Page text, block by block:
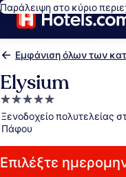
Παράλειψη στο κύριο
Εμφάνιση όλων των
Elysium
Κατάλυμα
με
5.0
αστέρια
Ξενοδοχείο πολυτελείας
Πάφου
Επιλέξτε